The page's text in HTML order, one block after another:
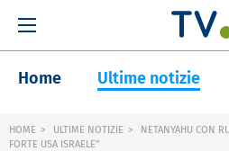
Home Ultime notizie
HOME ULTIME NOTIZIE
NETANYAHU CON
FORTE USA ISRAELE"